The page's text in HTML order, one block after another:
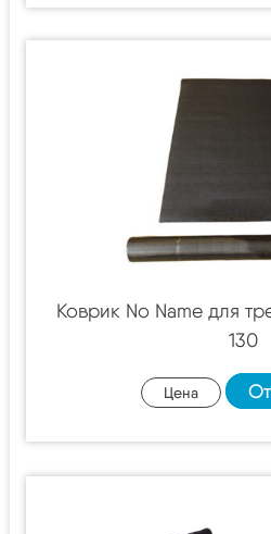
Коврик No Name для
130
Цена